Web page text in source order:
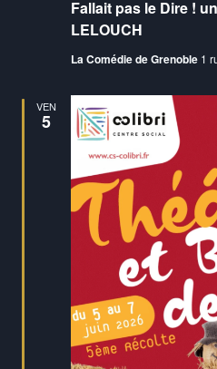
Fallait pas le Dire !
LELOUCH
La Comédie de Grenoble 1
VEN
5